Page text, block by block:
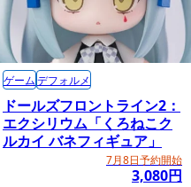
ドールズフロントライン2：
エクシリウム「くろねこク
ルカイ バネフィギュア」
7月8日予約開始
3,080円
ゲームデフォルメ